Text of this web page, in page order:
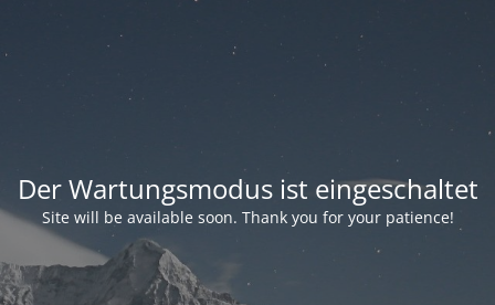
Der Wartungsmodus ist eingeschaltet
Site will be available soon. Thank you for your patience!